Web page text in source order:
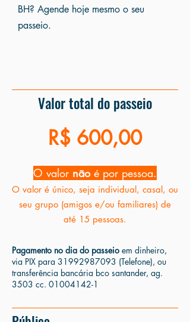
BH? Agende hoje mesmo o seu
passeio.
Valor total do passeio
R$ 600,00
O valor não é por pessoa.
O valor é único, seja individual, casal, ou
seu grupo (amigos e/ou familiares) de
até 15 pessoas.
Pagamento no dia do passeio em dinheiro,
via PIX para 31992987093 (Telefone), ou
transferência bancária bco santander, ag.
3503 cc. 01004142-1